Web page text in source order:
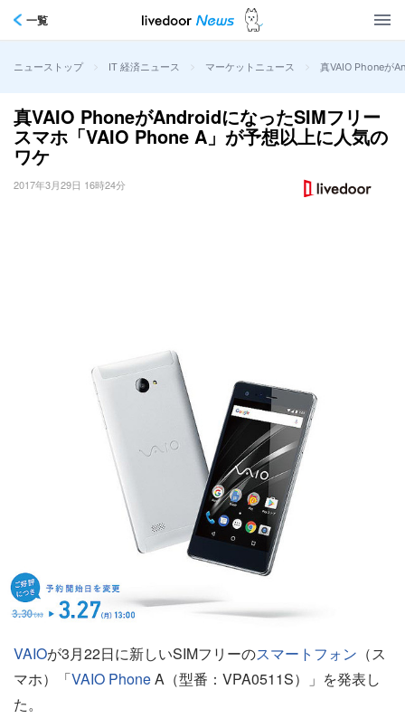
一覧
ニューストップ > IT 経済ニュース > マーケットニュース > 真VAIO Phoneが
真VAIO PhoneがAndroidになったSIMフリー
スマホ「VAIO Phone A」が予想以上に人気の
ワケ
2017年3月29日 16時24分
VAIOが3月22日に新しいSIMフリーのスマートフォン （ス
マホ）「VAIO PhoneA（型番：VPA0511S）」を発表し
た。